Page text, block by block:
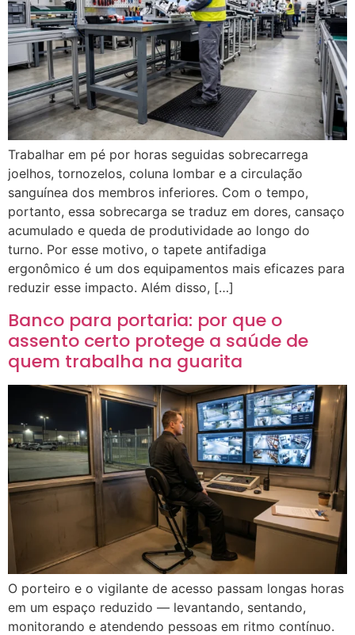
Trabalhar em pé por horas seguidas sobrecarrega
joelhos, tornozelos, coluna lombar e a circulação
sanguínea dos membros inferiores. Com o tempo,
portanto, essa sobrecarga se traduz em dores, cansaço
acumulado e queda de produtividade ao longo do
turno. Por esse motivo, o tapete antifadiga
ergonômico é um dos equipamentos mais eficazes para
reduzir esse impacto. Além disso, […]
Banco para portaria: por que o
assento certo protege a saúde de
quem trabalha na guarita
O porteiro e o vigilante de acesso passam longas horas
em um espaço reduzido — levantando, sentando,
monitorando e atendendo pessoas em ritmo contínuo.